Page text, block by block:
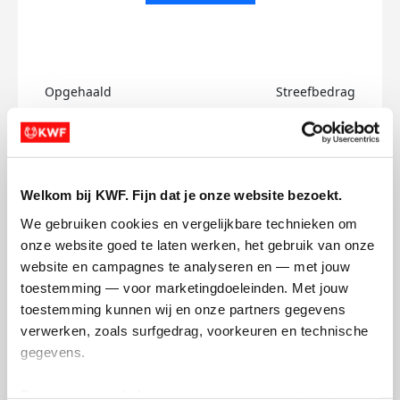
Welkom bij KWF. Fijn dat je onze website bezoekt.
We gebruiken cookies en vergelijkbare technieken om
onze website goed te laten werken, het gebruik van onze
website en campagnes te analyseren en — met jouw
toestemming — voor marketingdoeleinden. Met jouw
toestemming kunnen wij en onze partners gegevens
verwerken, zoals surfgedrag, voorkeuren en technische
gegevens.
Opgehaald Streefbedrag
Kim's badges